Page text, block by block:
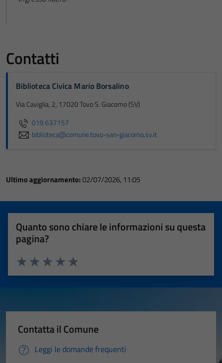
Contatti
Biblioteca Civica Mario Borsalino
Via Caviglia, 2, 17020 Tovo S. Giacomo (SV)
019 637157
biblioteca@comune.tovo-san-giacomo.sv.it
Ultimo aggiornamento:02/07/2026, 11:05
Quanto sono chiare le informazioni su questa
pagina?
Valuta 5 stelle su 5
Valuta 4 stelle su 5
Valuta 3 stelle su 5
Valuta 2 stelle su 5
Valuta 1 stelle su 5
Contatta il Comune
Leggi le domande frequenti